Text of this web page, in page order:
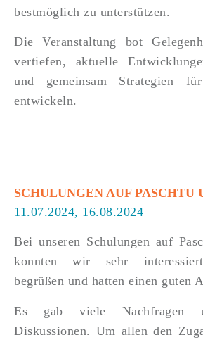
bestmöglich zu unterstützen.
Die Veranstaltung bot
vertiefen, aktuelle
und gemeinsam Strategien
entwickeln.
SCHULUNGEN AUF PASCHTU
11.07.2024, 16.08.2024
Bei unseren Schulungen auf
konnten wir sehr
begrüßen und hatten einen guten
Es gab viele Nachfragen
Diskussionen. Um allen den